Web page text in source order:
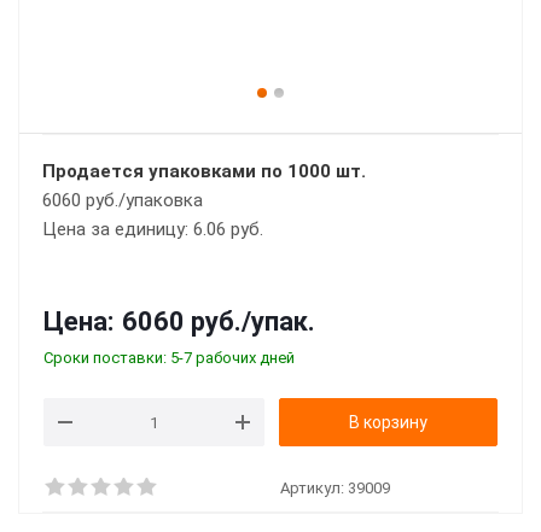
Продается упаковками по 1000 шт.
6060 руб./упаковка
Цена за единицу: 6.06 руб.
Цена: 6060 руб./упак.
Сроки поставки: 5-7 рабочих дней
В корзину
Артикул: 39009